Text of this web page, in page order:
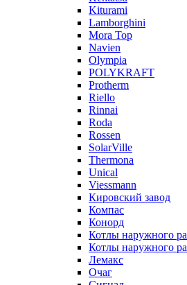
Kiturami
Lamborghini
Mora Top
Navien
Olympia
POLYKRAFT
Protherm
Riello
Rinnai
Roda
Rossen
SolarVille
Thermona
Unical
Viessmann
Кировский завод
Компас
Конорд
Котлы наружного
Котлы наружного
Лемакс
Очаг